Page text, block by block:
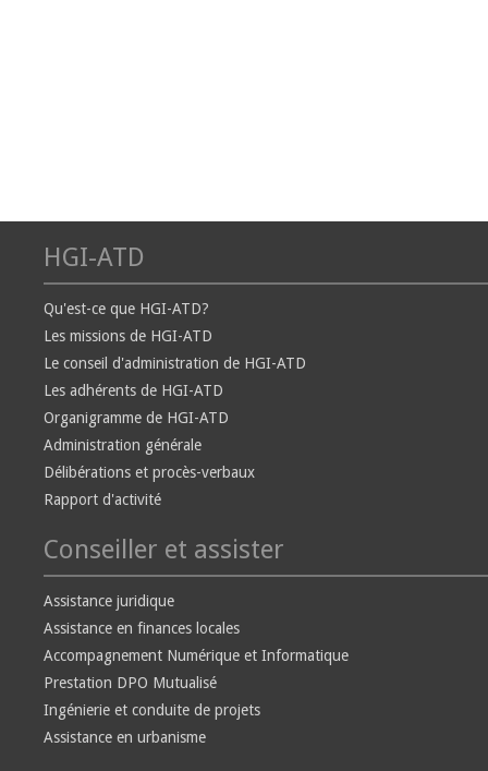
HGI-ATD
Qu'est-ce que HGI-ATD?
Les missions de HGI-ATD
Le conseil d'administration de HGI-ATD
Les adhérents de HGI-ATD
Organigramme de HGI-ATD
Administration générale
Délibérations et procès-verbaux
Rapport d'activité
Conseiller et assister
Assistance juridique
Assistance en finances locales
Accompagnement Numérique et Informatique
Prestation DPO Mutualisé
Ingénierie et conduite de projets
Assistance en urbanisme